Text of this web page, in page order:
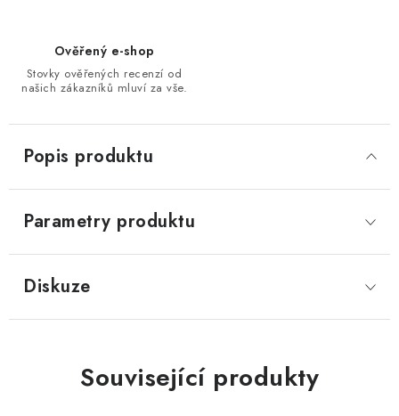
Ověřený e-shop
Stovky ověřených recenzí od
našich zákazníků mluví za vše.
Popis produktu
Parametry produktu
Diskuze
Související produkty